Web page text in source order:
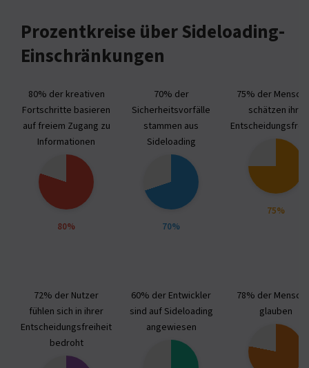
Prozentkreise über Sideloading-
Einschränkungen
80% der kreativen
Fortschritte basieren
auf freiem Zugang zu
Informationen
80%
70% der
Sicherheitsvorfälle
stammen aus
Sideloading
70%
75% der
schätzen ihre
75%
72% der Nutzer
fühlen sich in ihrer
Entscheidungsfreiheit
bedroht
60% der Entwickler
sind auf Sideloading
angewiesen
78% der
glauben